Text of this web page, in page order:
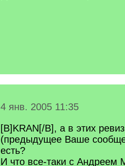
4 янв. 2005 11:35
[B]KRAN[/B], а в этих
(предыдущее Ваше
есть?
И что все-таки с